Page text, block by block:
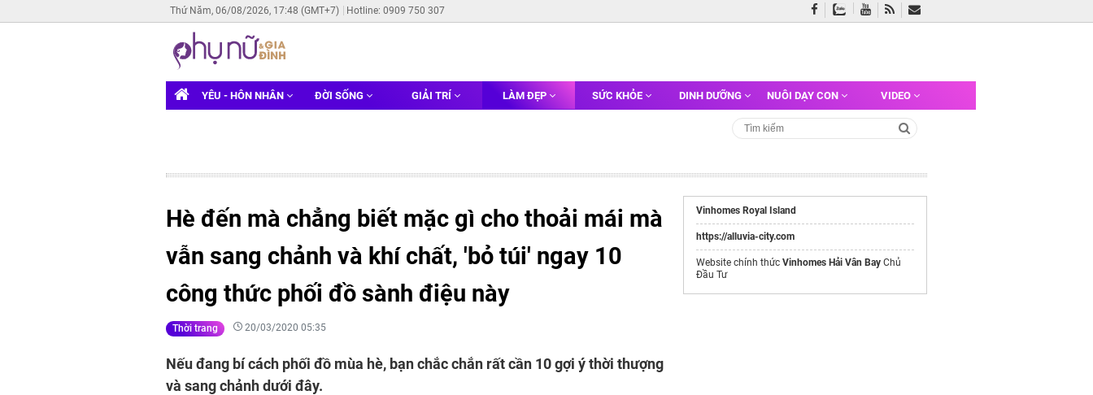
Thứ Năm, 06/08/2026, 17:48 (GMT+7) Hotline: 0909 750 307
YÊU - HÔN NHÂN ĐỜI SỐNG GIẢI TRÍ LÀM ĐẸP SỨC KHỎE DINH DƯỠNG NUÔI DẠY CON VIDEO
Hè đến mà chẳng biết mặc gì cho thoải mái mà
vẫn sang chảnh và khí chất, 'bỏ túi' ngay 10
công thức phối đồ sành điệu này
Thời trang 20/03/2020 05:35
Nếu đang bí cách phối đồ mùa hè, bạn chắc chắn rất cần 10 gợi ý thời thượng
và sang chảnh dưới đây.
Vinhomes Royal Island
https://alluvia-city.com
Website chính thức Vinhomes Hải Vân Bay Chủ
Đầu Tư